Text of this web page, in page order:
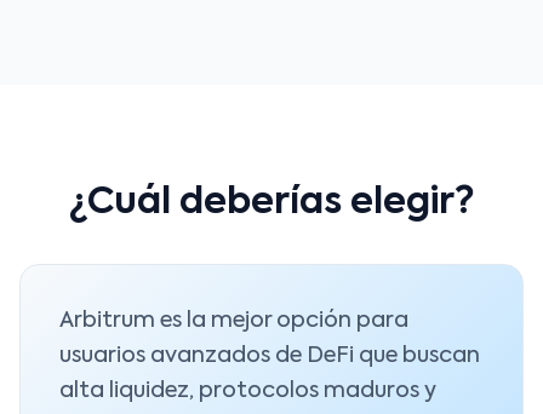
¿Cuál deberías elegir?
Arbitrum es la mejor opción para
usuarios avanzados de DeFi que buscan
alta liquidez, protocolos maduros y